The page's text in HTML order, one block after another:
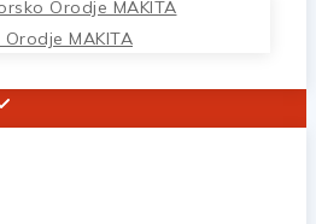
Orodje MAKITA
MAKITA